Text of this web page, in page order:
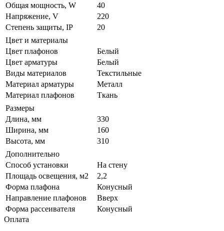
Общая мощность, W
40
Напряжение, V
220
Степень защиты, IP
20
Цвет и материалы
Цвет плафонов
Белый
Цвет арматуры
Белый
Виды материалов
Текстильные
Материал арматуры
Металл
Материал плафонов
Ткань
Размеры
Длина, мм
330
Ширина, мм
160
Высота, мм
310
Дополнительно
Способ установки
На стену
Площадь освещения, м2
2,2
Форма плафона
Конусный
Направление плафонов
Вверх
Форма рассеивателя
Конусный
Оплата